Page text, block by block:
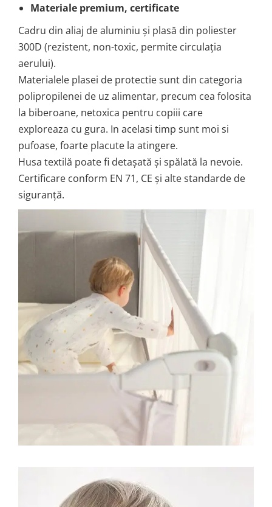
Materiale premium, certificate
Cadru din aliaj de aluminiu și plasă din poliester
300D (rezistent, non-toxic, permite circulația
aerului).
Materialele plasei de protectie sunt din categoria
polipropilenei de uz alimentar, precum cea folosita
la biberoane, netoxica pentru copiii care
exploreaza cu gura. In acelasi timp sunt moi si
pufoase, foarte placute la atingere.
Husa textilă poate fi detașată și spălată la nevoie.
Certificare conform EN 71, CE și alte standarde de
siguranță.